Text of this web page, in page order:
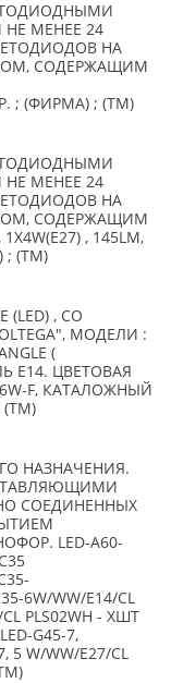
МЕНЕЕ 24
НА
СОДЕРЖАЩИМ
; (ФИРМА) ; (TM)
МЕНЕЕ 24
НА
СОДЕРЖАЩИМ
, 145LM,
; (TM)
, СО
МОДЕЛИ :
(
Е14. ЦВЕТОВАЯ
F, КАТАЛОЖНЫЙ
НАЗНАЧЕНИЯ.
СОЕДИНЕННЫХ
LED-A60-
6W/WW/E14/CL
PLS02WH - XШТ
G45-7,
5 W/WW/E27/CL